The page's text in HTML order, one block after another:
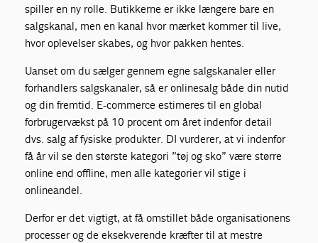
spiller en ny rolle. Butikkerne er ikke længere bare en
salgskanal, men en kanal hvor mærket kommer til live,
hvor oplevelser skabes, og hvor pakken hentes.
Uanset om du sælger gennem egne salgskanaler eller
forhandlers salgskanaler, så er onlinesalg både din nutid
og din fremtid. E-commerce estimeres til en global
forbrugervækst på 10 procent om året indenfor detail
dvs. salg af fysiske produkter. DI vurderer, at vi indenfor
få år vil se den største kategori ”tøj og sko” være større
online end offline, men alle kategorier vil stige i
onlineandel.
Derfor er det vigtigt, at få omstillet både organisationens
processer og de eksekverende kræfter til at mestre